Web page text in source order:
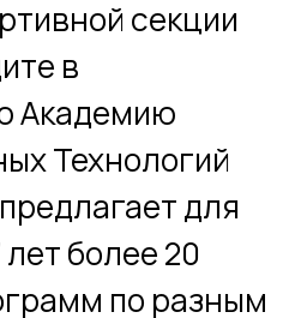
для
более 20
по разным